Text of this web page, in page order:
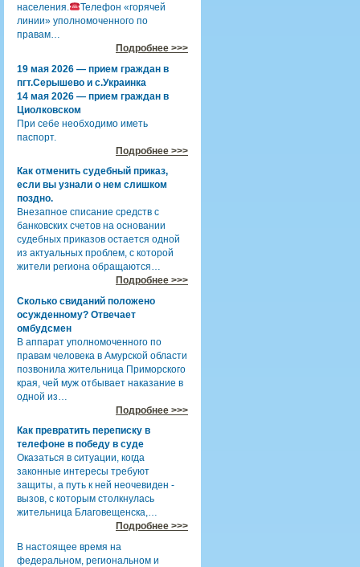
населения.
Телефон «горячей
линии» уполномоченного по
правам…
Подробнее >>>
19 мая 2026 — прием граждан в
пгт.Серышево и с.Украинка
14 мая 2026 — прием граждан в
Циолковском
При себе необходимо иметь
паспорт.
Подробнее >>>
Как отменить судебный приказ,
если вы узнали о нем слишком
поздно.
Внезапное списание средств с
банковских счетов на основании
судебных приказов остается одной
из актуальных проблем, с которой
жители региона обращаются…
Подробнее >>>
Сколько свиданий положено
осужденному? Отвечает
омбудсмен
В аппарат уполномоченного по
правам человека в Амурской области
позвонила жительница Приморского
края, чей муж отбывает наказание в
одной из…
Подробнее >>>
Как превратить переписку в
телефоне в победу в суде
Оказаться в ситуации, когда
законные интересы требуют
защиты, а путь к ней неочевиден -
вызов, с которым столкнулась
жительница Благовещенска,…
Подробнее >>>
В настоящее время на
федеральном, региональном и